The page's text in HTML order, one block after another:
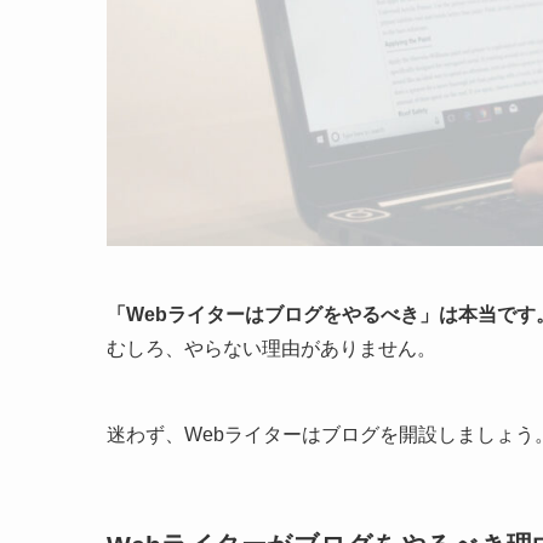
「Webライターはブログをやるべき」は本当です
むしろ、やらない理由がありません。
迷わず、Webライターはブログを開設しましょう